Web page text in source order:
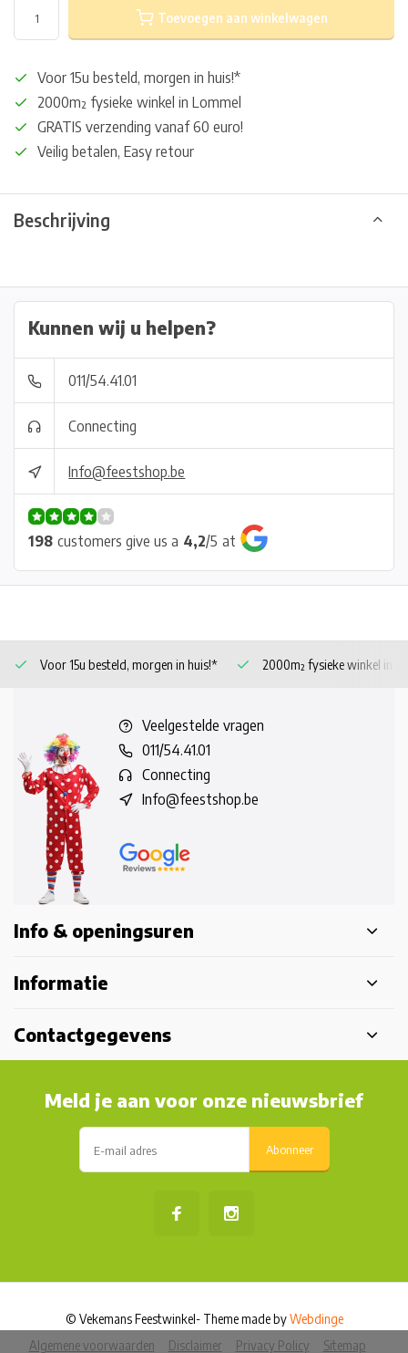
Toevoegen aan winkelwagen
Voor 15u besteld, morgen in huis!*
2000m² fysieke winkel in Lommel
GRATIS verzending vanaf 60 euro!
Veilig betalen, Easy retour
Beschrijving
Kunnen wij u helpen?
011/54.41.01
Connecting
Info@feestshop.be
198 customers give us a 4,2/5 at
Voor 15u besteld, morgen in huis!* 2000m² fysieke winkel in
Veelgestelde vragen
011/54.41.01
Connecting
Info@feestshop.be
Info & openingsuren
Informatie
Contactgegevens
Meld je aan voor onze nieuwsbrief
Abonneer
Algemene voorwaarden Disclaimer Privacy Policy Sitemap
© Vekemans Feestwinkel- Theme made byWebdinge